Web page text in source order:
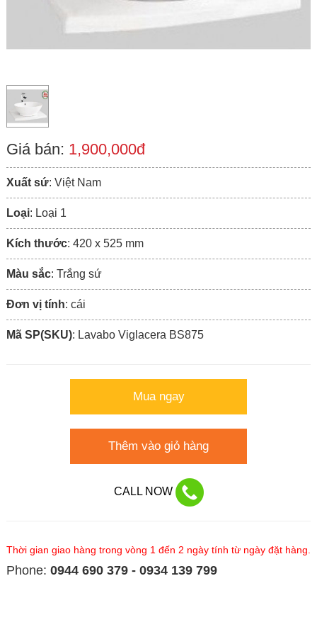
Giá bán: 1,900,000đ
Xuất sứ: Việt Nam
Loại: Loại 1
Kích thước: 420 x 525 mm
Màu sắc: Trắng sứ
Đơn vị tính: cái
Mã SP(SKU): Lavabo Viglacera BS875
Mua ngay
Thêm vào giỏ hàng
CALL NOW
Thời gian giao hàng trong vòng 1 đến 2 ngày tính từ ngày đặt hàng.
Phone: 0944 690 379 - 0934 139 799